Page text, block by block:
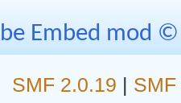
Embed mod
SMF 2.0.19 |